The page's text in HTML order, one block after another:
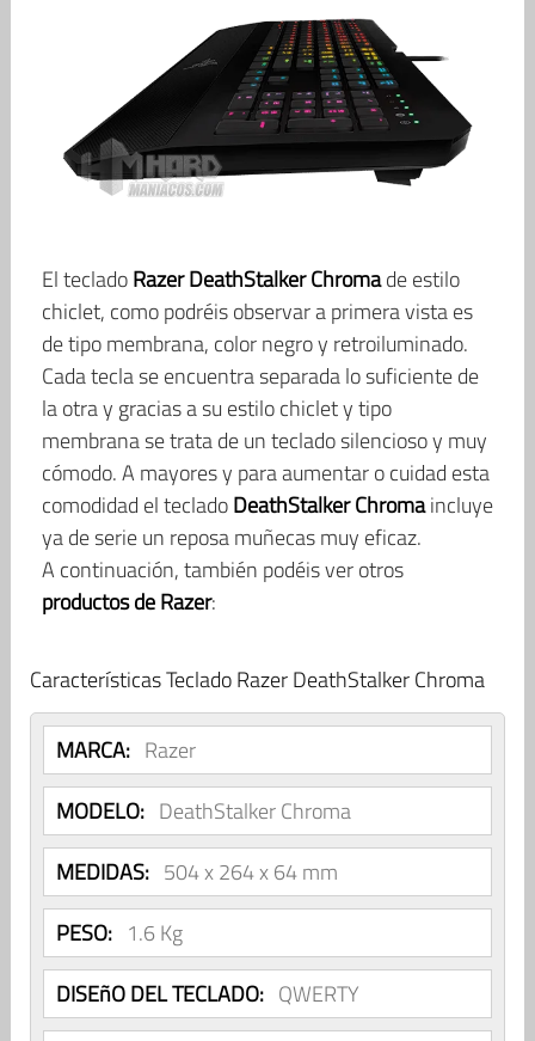
El tecladoRazer DeathStalker Chromade estilo
chiclet, como podréis observar a primera vista es
de tipo membrana, color negro y retroiluminado.
Cada tecla se encuentra separada lo suficiente de
la otra y gracias a su estilo chiclet y tipo
membrana se trata de un teclado silencioso y muy
cómodo. A mayores y para aumentar o cuidad esta
comodidad el tecladoDeathStalker Chromaincluye
ya de serie un reposa muñecas muy eficaz.
A continuación, también podéis ver otros
productos de Razer:
Características Teclado Razer DeathStalker Chroma
MARCA: Razer
MODELO: DeathStalker Chroma
MEDIDAS: 504 x 264 x 64 mm
PESO: 1.6 Kg
DISEñO DEL TECLADO: QWERTY